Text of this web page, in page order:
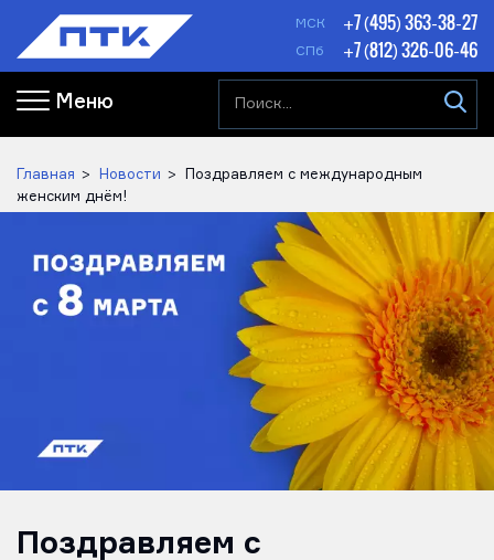
МСК +7 (495) 363-38-27
СПб +7 (812) 326-06-46
Меню
Главная Новости
Поздравляем с международным
женским днём!
Поздравляем с